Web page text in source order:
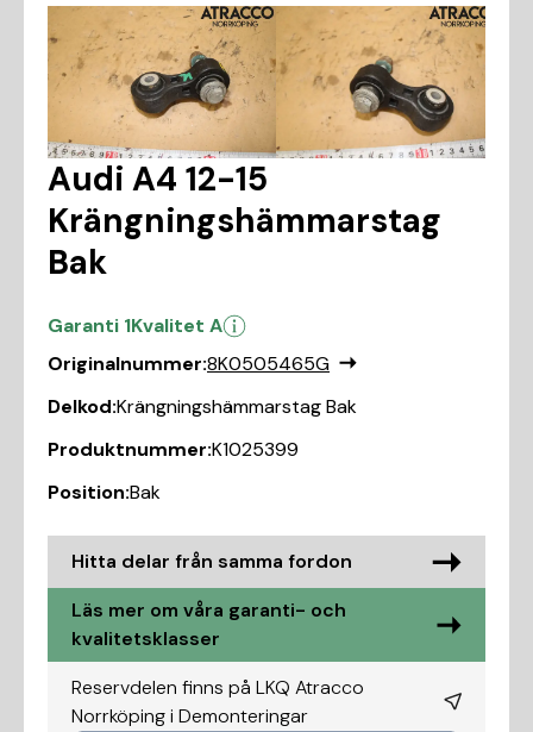
Audi A4 12-15
Krängningshämmarstag
Bak
Garanti 1Kvalitet A
Originalnummer:8K0505465G
Delkod:Krängningshämmarstag Bak
Produktnummer:K1025399
Position:Bak
Hitta delar från samma fordon
Läs mer om våra garanti- och
kvalitetsklasser
Reservdelen finns på LKQ Atracco
Norrköping i Demonteringar